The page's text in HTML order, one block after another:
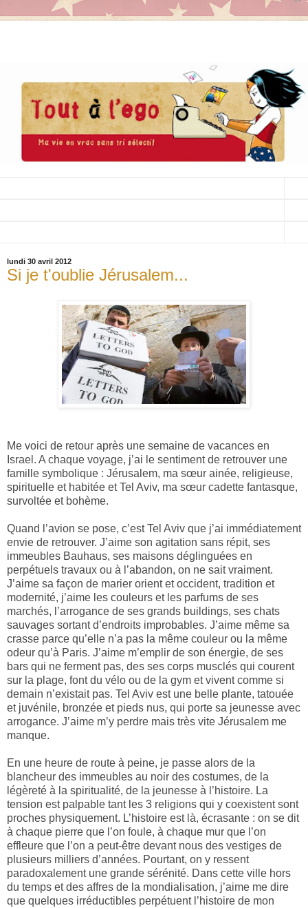
lundi 30 avril 2012
Si je t'oublie Jérusalem...
Me voici de retour après une semaine de vacances en
Israel. A chaque voyage, j’ai le sentiment de retrouver une
famille symbolique : Jérusalem, ma sœur ainée, religieuse,
spirituelle et habitée et Tel Aviv, ma sœur cadette fantasque,
survoltée et bohème.
Quand l’avion se pose, c’est Tel Aviv que j’ai immédiatement
envie de retrouver. J’aime son agitation sans répit, ses
immeubles Bauhaus, ses maisons déglinguées en
perpétuels travaux ou à l’abandon, on ne sait vraiment.
J’aime sa façon de marier orient et occident, tradition et
modernité, j’aime les couleurs et les parfums de ses
marchés, l’arrogance de ses grands buildings, ses chats
sauvages sortant d’endroits improbables. J’aime même sa
crasse parce qu’elle n’a pas la même couleur ou la même
odeur qu’à Paris. J’aime m’emplir de son énergie, de ses
bars qui ne ferment pas, des ses corps musclés qui courent
sur la plage, font du vélo ou de la gym et vivent comme si
demain n’existait pas. Tel Aviv est une belle plante, tatouée
et juvénile, bronzée et pieds nus, qui porte sa jeunesse avec
arrogance. J’aime m’y perdre mais très vite Jérusalem me
manque.
En une heure de route à peine, je passe alors de la
blancheur des immeubles au noir des costumes, de la
légèreté à la spiritualité, de la jeunesse à l’histoire. La
tension est palpable tant les 3 religions qui y coexistent sont
proches physiquement. L’histoire est là, écrasante : on se dit
à chaque pierre que l’on foule, à chaque mur que l’on
effleure que l’on a peut-être devant nous des vestiges de
plusieurs milliers d’années. Pourtant, on y ressent
paradoxalement une grande sérénité. Dans cette ville hors
du temps et des affres de la mondialisation, j’aime me dire
que quelques irréductibles perpétuent l’histoire de mon